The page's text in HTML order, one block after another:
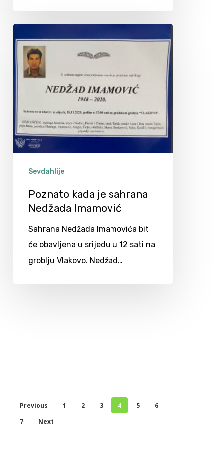
Sevdahlije
Poznato kada je sahrana
Nedžada Imamović
Sahrana Nedžada Imamovića bit
će obavljena u srijedu u 12 sati na
groblju Vlakovo. Nedžad…
Previous 1 2 3 4 5
6
7
Next